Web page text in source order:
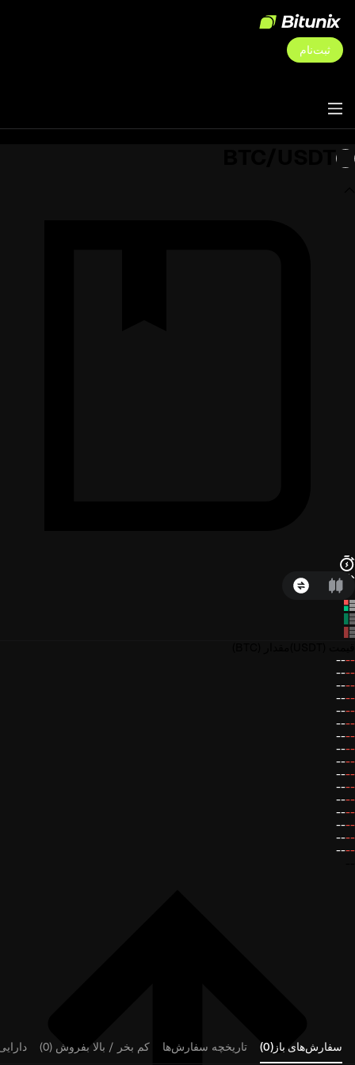
ثبت‌نام
--
--
--
--
--
--
--
--
--
--
--
--
--
--
--
--
--
--
--
--
--
--
--
--
--
--
--
--
--
--
--
--
سفارش‌های باز(0) تاریخچه سفارش‌ها کم بخر / بالا بفروش (0)